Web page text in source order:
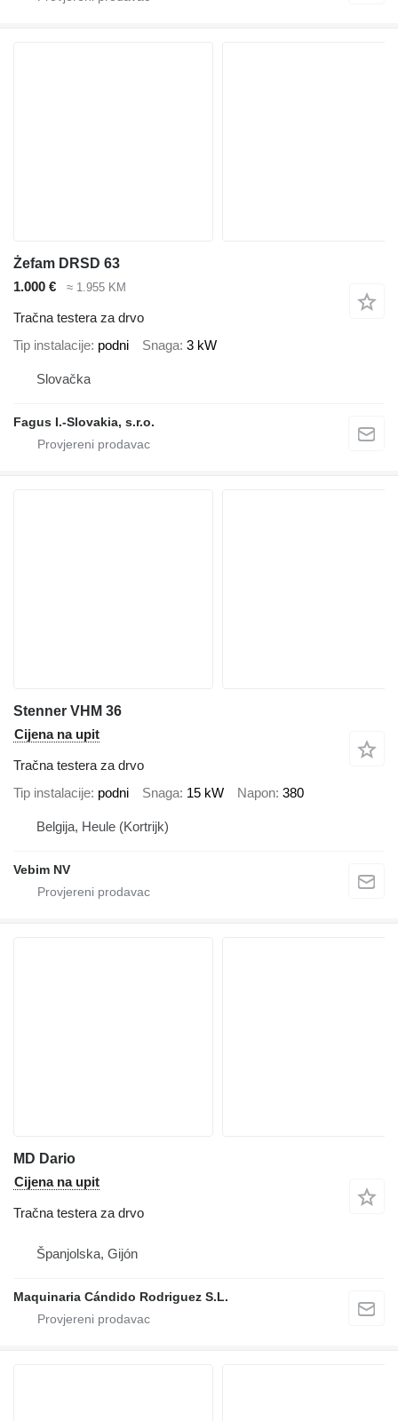
Żefam DRSD 63
1.000 €
≈ 1.955 KM
Tračna testera za drvo
Tip instalacije podni Snaga 3 kW
Slovačka
Fagus I.-Slovakia, s.r.o.
Stenner VHM 36
Cijena na upit
Tračna testera za drvo
Tip instalacije podni Snaga 15 kW Napon 380
Belgija, Heule (Kortrijk)
Vebim NV
MD Dario
Cijena na upit
Tračna testera za drvo
Španjolska, Gijón
Maquinaria Cándido Rodriguez S.L.